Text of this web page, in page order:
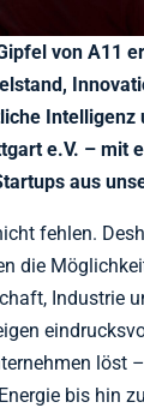
von A11
Intelligenz
e.V. – mit
aus
fehlen.
die
Industrie
löst
bis hin